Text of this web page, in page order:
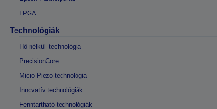
LPGA
Technológiák
Hő nélküli technológia
PrecisionCore
Micro Piezo-technológia
Innovatív technológiák
Fenntartható technológiák